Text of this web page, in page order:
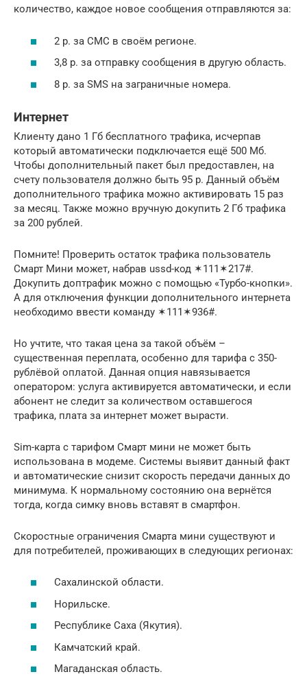
количество, каждое новое сообщения отправляются за:
2 р. за СМС в своём регионе.
3,8 р. за отправку сообщения в другую область.
8 р. за SMS на заграничные номера.
Интернет
Клиенту дано 1 Гб бесплатного трафика, исчерпав
который автоматически подключается ещё 500 Мб.
Чтобы дополнительный пакет был предоставлен, на
счету пользователя должно быть 95 р. Данный объём
дополнительного трафика можно активировать 15 раз
за месяц. Также можно вручную докупить 2 Гб трафика
за 200 рублей.
Помните! Проверить остаток трафика пользователь
Смарт Мини может, набрав ussd-код ✶111✶217#.
Докупить доптрафик можно с помощью «Турбо-кнопки».
А для отключения функции дополнительного интернета
необходимо ввести команду ✶111✶936#.
Но учтите, что такая цена за такой объём –
существенная переплата, особенно для тарифа с 350-
рублёвой оплатой. Данная опция навязывается
оператором: услуга активируется автоматически, и если
абонент не следит за количеством оставшегося
трафика, плата за интернет может вырасти.
Sim-карта с тарифом Смарт мини не может быть
использована в модеме. Системы выявит данный факт
и автоматические снизит скорость передачи данных до
минимума. К нормальному состоянию она вернётся
тогда, когда симку вновь вставят в смартфон.
Скоростные ограничения Смарта мини существуют и
для потребителей, проживающих в следующих регионах:
Сахалинской области.
Норильске.
Республике Саха (Якутия).
Камчатский край.
Магаданская область.